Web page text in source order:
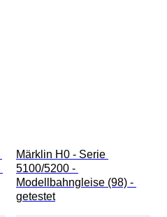
Märklin H0 - Serie
5100/5200 -
Modellbahngleise (98) -
getestet